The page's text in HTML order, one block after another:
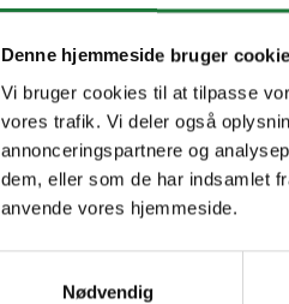
Denne hjemmeside bruger
Vi bruger cookies til at tilpasse
vores trafik. Vi deler også
annonceringspartnere og
dem, eller som de har indsamlet
anvende vores hjemmeside.
Nødvendig